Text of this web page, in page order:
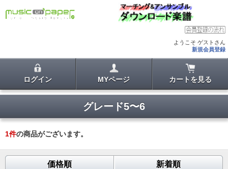
ようこそ ゲストさん
新規会員登録
ログイン MYページ カートを見る
グレード5〜6
1件の商品がございます。
価格順 新着順